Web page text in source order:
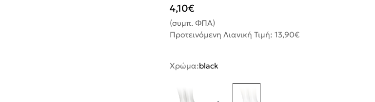
4,10€
(συμπ. ΦΠΑ)
Προτεινόμενη Λιανική Τιμή: 13,90€
Χρώμα:black